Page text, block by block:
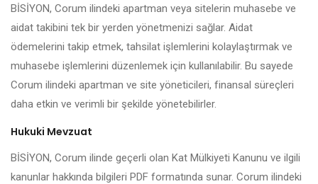
BİSİYON, Corum ilindeki apartman veya sitelerin muhasebe ve
aidat takibini tek bir yerden yönetmenizi sağlar. Aidat
ödemelerini takip etmek, tahsilat işlemlerini kolaylaştırmak ve
muhasebe işlemlerini düzenlemek için kullanılabilir. Bu sayede
Corum ilindeki apartman ve site yöneticileri, finansal süreçleri
daha etkin ve verimli bir şekilde yönetebilirler.
Hukuki Mevzuat
BİSİYON, Corum ilinde geçerli olan Kat Mülkiyeti Kanunu ve ilgili
kanunlar hakkında bilgileri PDF formatında sunar. Corum ilindeki